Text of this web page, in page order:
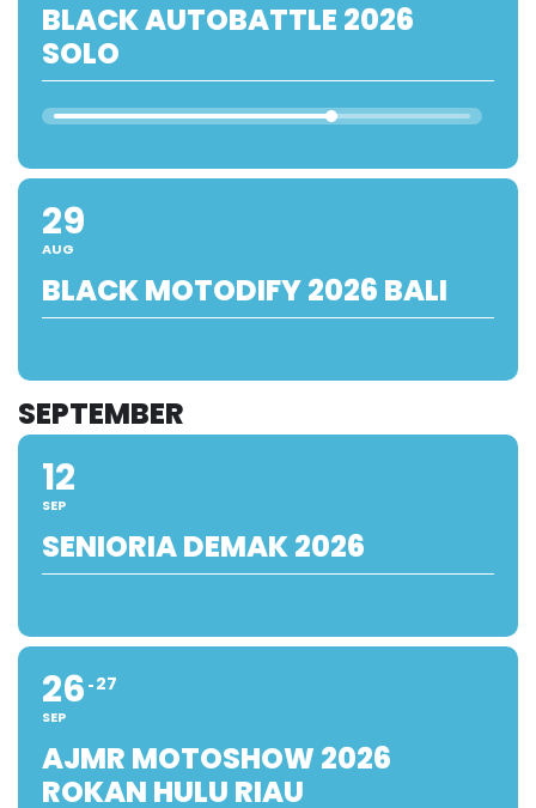
BLACK AUTOBATTLE 2026
SOLO
29
AUG
BLACK MOTODIFY 2026 BALI
SEPTEMBER
12
SEP
SENIORIA DEMAK 2026
26
SEP
27
AJMR MOTOSHOW 2026
ROKAN HULU RIAU